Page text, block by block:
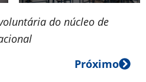
do núcleo de
Próximo